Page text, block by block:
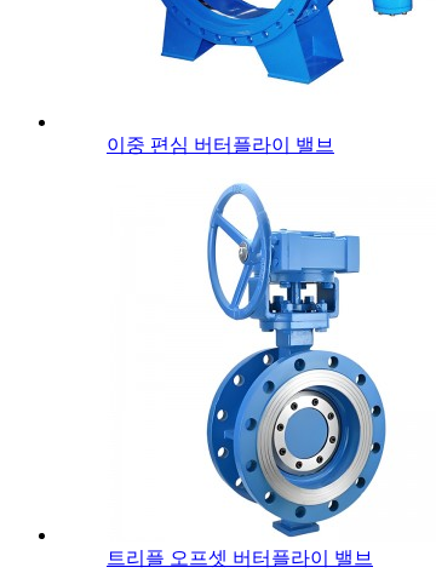
이중 편심 버터플라이 밸브
트리플 오프셋 버터플라이 밸브